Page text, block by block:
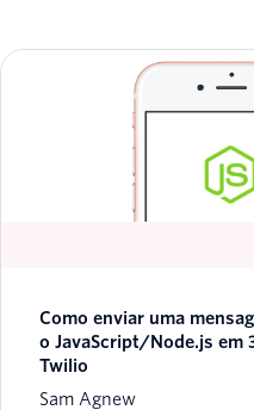
Como enviar uma
o JavaScript/Node.js em
Twilio
Sam Agnew